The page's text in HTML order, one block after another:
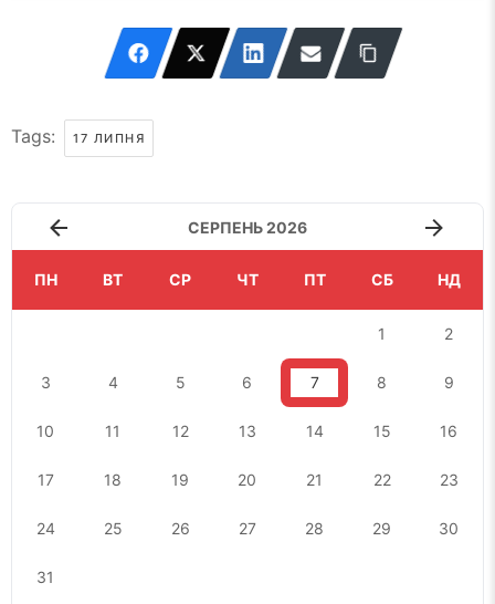
Tags: 17 ЛИПНЯ
СЕРПЕНЬ 2026
ПН ВТ СР ЧТ ПТ СБ НД
1 2
3 4 5 6 7 8 9
10 11 12 13 14 15 16
17 18 19 20 21 22 23
24 25 26 27 28 29 30
31